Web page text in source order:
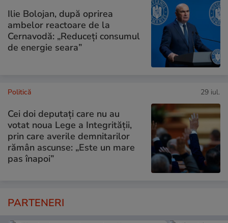
Ilie Bolojan, după oprirea
ambelor reactoare de la
Cernavodă: „Reduceți consumul
de energie seara”
Politică 29 iul.
Cei doi deputați care nu au
votat noua Lege a Integrității,
prin care averile demnitarilor
rămân ascunse: „Este un mare
pas înapoi”
PARTENERI